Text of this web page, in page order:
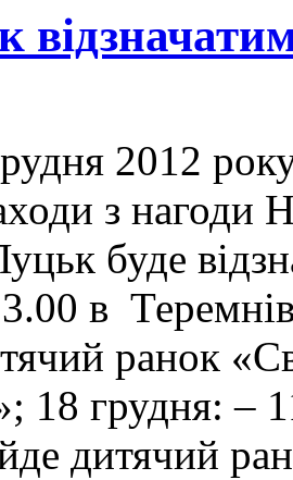
2012
з нагоди
буде
в
ранок
18 грудня: –
дитячий